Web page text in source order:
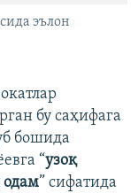
эълон
бу саҳифага
бошида
“узоқ
одам” сифатида